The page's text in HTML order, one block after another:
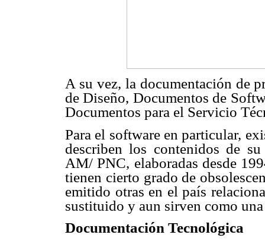
A su vez, la documentación de
de Diseño, Documentos de
Documentos para el Servicio
Para el software en particular,
describen los contenidos de
AM/ PNC, elaboradas desde
tienen cierto grado de
emitido otras en el país
sustituido y aun sirven como
Documentación Tecnológica